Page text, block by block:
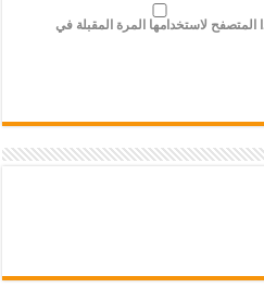
المتصفح لاستخدامها المرة المقبلة في